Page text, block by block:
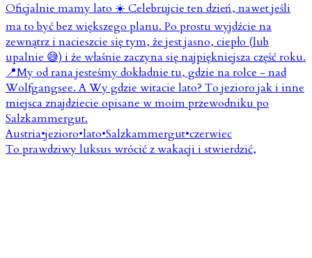
To prawdziwy luksus wrócić z wakacji i stwierdzić,